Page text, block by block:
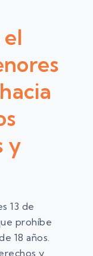
y
13 de
prohíbe
18 años.
y